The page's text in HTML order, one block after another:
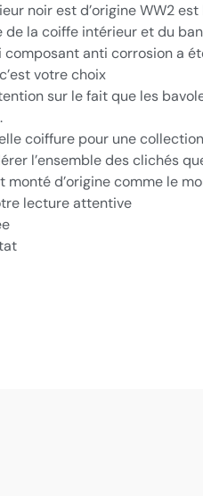
noir est d’origine WW2
de la coiffe intérieur et du
composant anti corrosion a
votre choix
sur le fait que les
coiffure pour une
l’ensemble des clichés
monté d’origine comme le
lecture attentive